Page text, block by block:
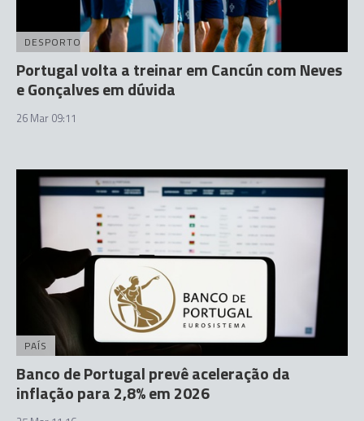
DESPORTO
Portugal volta a treinar em Cancún com Neves
e Gonçalves em dúvida
26 Mar 09:11
PAÍS
Banco de Portugal prevê aceleração da
inflação para 2,8% em 2026